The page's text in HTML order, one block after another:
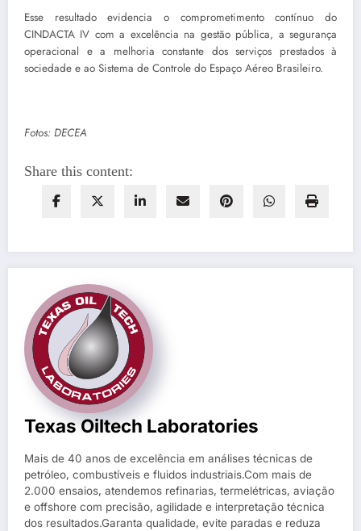
Esse resultado evidencia o comprometimento contínuo do
CINDACTA IV com a excelência na gestão pública, a segurança
operacional e a melhoria constante dos serviços prestados à
sociedade e ao Sistema de Controle do Espaço Aéreo Brasileiro.
Fotos: DECEA
Share this content:
Texas Oiltech Laboratories
Mais de 40 anos de excelência em análises técnicas de
petróleo, combustíveis e fluidos industriais.Com mais de
2.000 ensaios, atendemos refinarias, termelétricas, aviação
e offshore com precisão, agilidade e interpretação técnica
dos resultados.Garanta qualidade, evite paradas e reduza